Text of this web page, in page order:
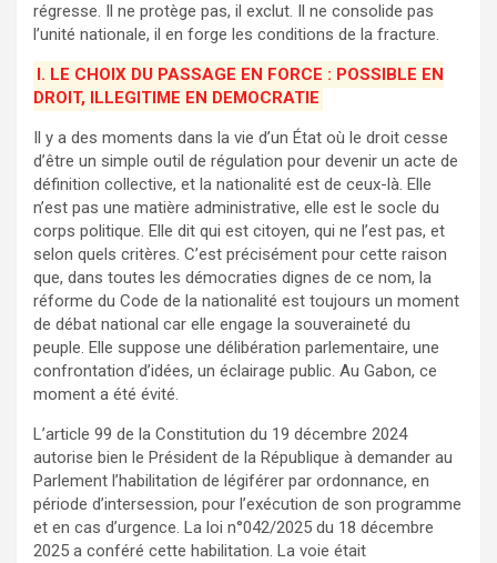
régresse. Il ne protège pas, il exclut. Il ne consolide pas
l’unité nationale, il en forge les conditions de la fracture.
I. LE CHOIX DU PASSAGE EN FORCE : POSSIBLE EN
DROIT, ILLEGITIME EN DEMOCRATIE
Il y a des moments dans la vie d’un État où le droit cesse
d’être un simple outil de régulation pour devenir un acte de
définition collective, et la nationalité est de ceux-là. Elle
n’est pas une matière administrative, elle est le socle du
corps politique. Elle dit qui est citoyen, qui ne l’est pas, et
selon quels critères. C’est précisément pour cette raison
que, dans toutes les démocraties dignes de ce nom, la
réforme du Code de la nationalité est toujours un moment
de débat national car elle engage la souveraineté du
peuple. Elle suppose une délibération parlementaire, une
confrontation d’idées, un éclairage public. Au Gabon, ce
moment a été évité.
L’article 99 de la Constitution du 19 décembre 2024
autorise bien le Président de la République à demander au
Parlement l’habilitation de légiférer par ordonnance, en
période d’intersession, pour l’exécution de son programme
et en cas d’urgence. La loi n°042/2025 du 18 décembre
2025 a conféré cette habilitation. La voie était